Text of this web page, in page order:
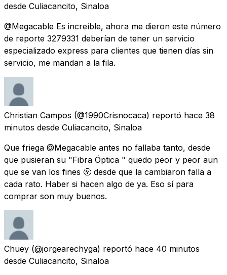
desde Culiacancito, Sinaloa
@Megacable Es increíble, ahora me dieron este número
de reporte 3279331 deberían de tener un servicio
especializado express para clientes que tienen días sin
servicio, me mandan a la fila.
Christian Campos (@1990Crisnocaca) reportó hace 38
minutos desde Culiacancito, Sinaloa
Que friega @Megacable antes no fallaba tanto, desde
que pusieran su "Fibra Óptica " quedo peor y peor aun
que se van los fines 🤬 desde que la cambiaron falla a
cada rato. Haber si hacen algo de ya. Eso sí para
comprar son muy buenos.
Chuey (@jorgearechyga) reportó hace 40 minutos
desde Culiacancito, Sinaloa